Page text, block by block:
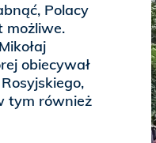
Polacy
możliwe.
obiecywał
tym również